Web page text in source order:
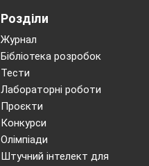
Розділи
Журнал
Бібліотека розробок
Тести
Лабораторні роботи
Проєкти
Конкурси
Олімпіади
Штучний інтелект для